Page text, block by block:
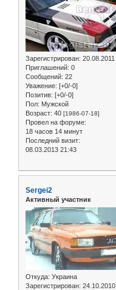
Зарегистрирован: 20.08.2011
Приглашений: 0
Сообщений: 22
Уважение: [+0/-0]
Позитив: [+0/-0]
Пол: Мужской
Возраст: 40 [1986-07-18]
Провел на форуме:
18 часов 14 минут
Последний визит:
08.03.2013 21:43
Sergei2
Активный участник
Откуда: Украина
Зарегистрирован: 24.10.2010